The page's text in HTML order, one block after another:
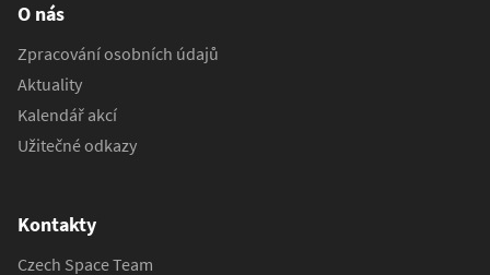
O nás
Zpracování osobních údajů
Aktuality
Kalendář akcí
Užitečné odkazy
Kontakty
Czech Space Team